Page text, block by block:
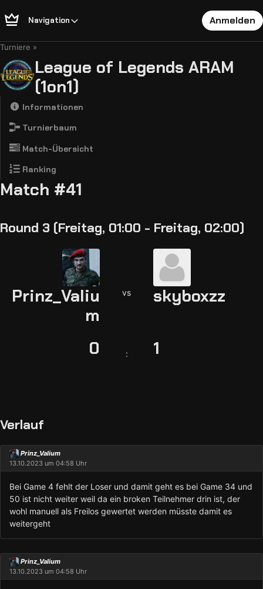
Navigation Anmelden
Turniere
League of Legends ARAM
(1on1)
Informationen
Turnierbaum
Match-Übersicht
Ranking
Match #41
Round 3 (Freitag, 01:00 - Freitag, 02:00)
Prinz_Valiu
m
vs skyboxzz
0 : 1
Verlauf
Prinz_Valium
13.10.2023 um 04:58 Uhr
Bei Game 4 fehlt der Loser und damit geht es bei Game 34 und
50 ist nicht weiter weil da ein broken Teilnehmer drin ist, der
wohl manuell als Freilos gewertet werden müsste damit es
weitergeht
Prinz_Valium
13.10.2023 um 04:58 Uhr